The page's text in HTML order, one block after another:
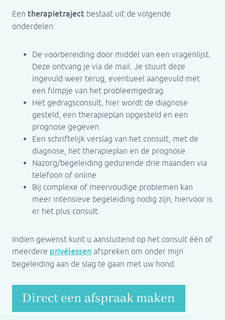
Een therapietraject bestaat uit de volgende
onderdelen:
De voorbereiding door middel van een vragenlijst.
Deze ontvang je via de mail. Je stuurt deze
ingevuld weer terug, eventueel aangevuld met
een filmpje van het probleemgedrag.
Het gedragsconsult, hier wordt de diagnose
gesteld, een therapieplan opgesteld en een
prognose gegeven.
Een schriftelijk verslag van het consult, met de
diagnose, het therapieplan en de prognose.
Nazorg/begeleiding gedurende drie maanden via
telefoon of online.
Bij complexe of meervoudige problemen kan
meer intensieve begeleiding nodig zijn, hiervoor is
er het plus consult.
Indien gewenst kunt u aansluitend op het consult één of
meerdere privélessen afspreken om onder mijn
begeleiding aan de slag te gaan met uw hond.
Direct een afspraak maken